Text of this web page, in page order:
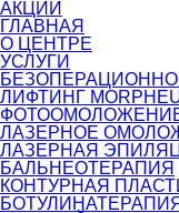
АКЦИИ
ГЛАВНАЯ
О ЦЕНТРЕ
УСЛУГИ
ЛИФТИНГ
ФОТООМОЛОЖЕНИЕ
ЛАЗЕРНОЕ
ЛАЗЕРНАЯ
БАЛЬНЕОТЕРАПИЯ
КОНТУРНАЯ
БОТУЛИНАТЕРАПИЯ